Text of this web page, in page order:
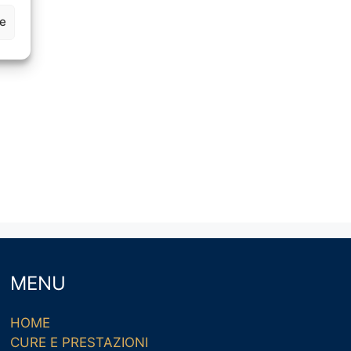
MENU
HOME
CURE E PRESTAZIONI